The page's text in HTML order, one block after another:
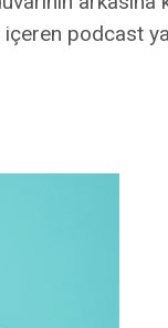
podcast